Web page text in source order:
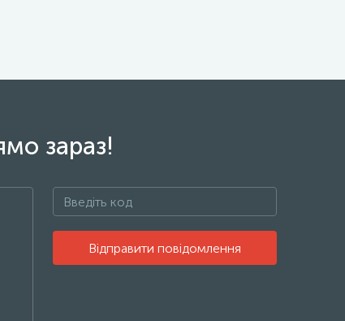
зараз!
Відправити повідомлення